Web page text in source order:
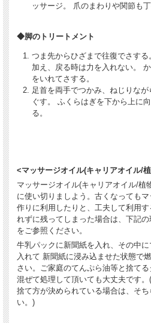
ッサージ。 爪のまわりや関節も丁
◆脚のトリートメント
つま先からひざまで往復でさす
加え、戻る時は力を入れない。
をいれてさする。
足首を両手でつかみ、ねじりな
ぐす。 ふくらはぎを下から上に
る。
<マッサージオイル(キャリアオイル/
マッサージオイル(キャリアオイル/植
に使い切りましよう。古くなっても
作りに利用したりと、工夫して利用
れずに残ってしまった場合は、下記
をご参照ください。
牛乳パックに新聞紙を入れ、その中
入れて 新聞紙に浸み込ませた状態で
さい。ご家庭のてんぷら油等と捨て
混ぜて処理して頂いても大丈夫です
捨て方が決められている場合は、そ
い。)